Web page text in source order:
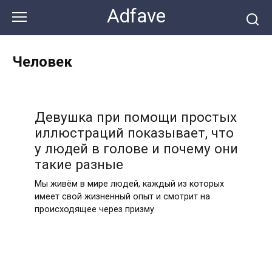
контенту
Adfave
Человек
Девушка при помощи простых
иллюстраций показывает, что
у людей в голове и почему они
такие разные
Мы живём в мире людей, каждый из которых
имеет свой жизненный опыт и смотрит на
происходящее через призму